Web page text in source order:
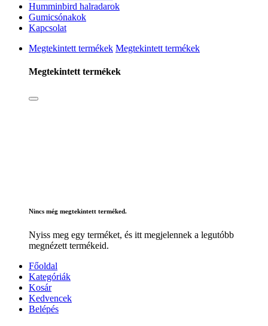
Humminbird halradarok
Gumicsónakok
Kapcsolat
Megtekintett termékek Megtekintett termékek
Megtekintett termékek
Nincs még megtekintett terméked.
Nyiss meg egy terméket, és itt megjelennek a legutóbb
megnézett termékeid.
Főoldal
Kategóriák
Kosár
Kedvencek
Belépés